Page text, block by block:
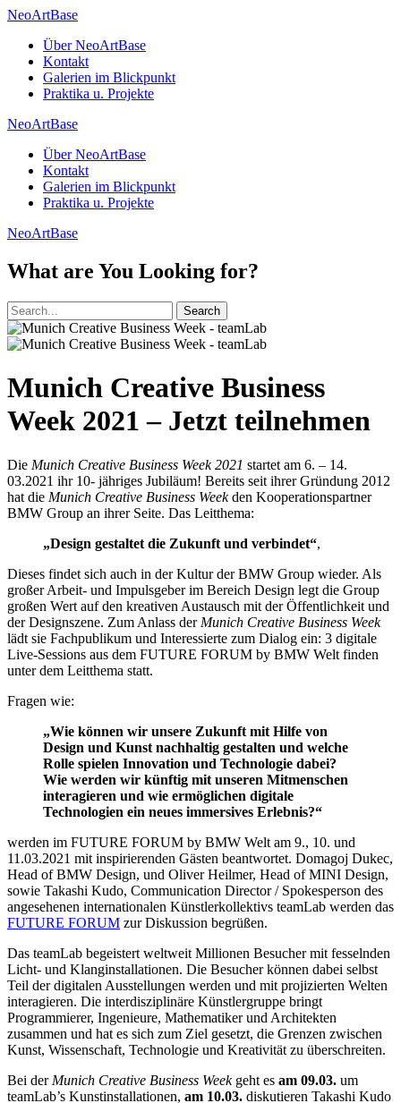
NeoArtBase
Über NeoArtBase
Kontakt
Galerien im Blickpunkt
Praktika u. Projekte
NeoArtBase
Über NeoArtBase
Kontakt
Galerien im Blickpunkt
Praktika u. Projekte
NeoArtBase
What are You Looking for?
Search
Munich Creative Business
Week 2021 – Jetzt teilnehmen
Die Munich Creative Business Week 2021 startet am 6. – 14.
03.2021 ihr 10- jähriges Jubiläum! Bereits seit ihrer Gründung 2012
hat die Munich Creative Business Weekden Kooperationspartner
BMW Group an ihrer Seite. Das Leitthema:
„Design gestaltet die Zukunft und verbindet“,
Dieses findet sich auch in der Kultur der BMW Group wieder. Als
großer Arbeit- und Impulsgeber im Bereich Design legt die Group
großen Wert auf den kreativen Austausch mit der Öffentlichkeit und
der Designszene. Zum Anlass der Munich Creative Business Week
lädt sie Fachpublikum und Interessierte zum Dialog ein: 3 digitale
Live-Sessions aus dem FUTURE FORUM by BMW Welt finden
unter dem Leitthema statt.
Fragen wie:
„Wie können wir unsere Zukunft mit Hilfe von
Design und Kunst nachhaltig gestalten und welche
Rolle spielen Innovation und Technologie dabei?
Wie werden wir künftig mit unseren Mitmenschen
interagieren und wie ermöglichen digitale
Technologien ein neues immersives Erlebnis?“
werden im FUTURE FORUM by BMW Welt am 9., 10. und
11.03.2021 mit inspirierenden Gästen beantwortet. Domagoj Dukec,
Head of BMW Design, und Oliver Heilmer, Head of MINI Design,
sowie Takashi Kudo, Communication Director / Spokesperson des
angesehenen internationalen Künstlerkollektivs teamLab werden das
FUTURE FORUM zur Diskussion begrüßen.
Das teamLab begeistert weltweit Millionen Besucher mit fesselnden
Licht- und Klanginstallationen. Die Besucher können dabei selbst
Teil der digitalen Ausstellungen werden und mit projizierten Welten
interagieren. Die interdisziplinäre Künstlergruppe bringt
Programmierer, Ingenieure, Mathematiker und Architekten
zusammen und hat es sich zum Ziel gesetzt, die Grenzen zwischen
Kunst, Wissenschaft, Technologie und Kreativität zu überschreiten.
Bei derMunich Creative Business Weekgeht es am 09.03. um
teamLab’s Kunstinstallationen, am 10.03. diskutieren Takashi Kudo